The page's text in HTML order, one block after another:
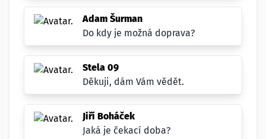
Adam Šurman
Do kdy je možná doprava?
Stela 09
Děkuji, dám Vám vědět.
Jiří Boháček
Jaká je čekací doba?